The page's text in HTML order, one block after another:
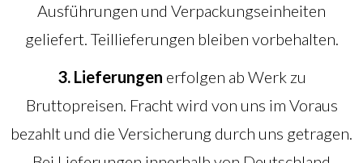
Ausführungen und Verpackungseinheiten
geliefert. Teillieferungen bleiben vorbehalten.
3. Lieferungen erfolgen ab Werk zu
Bruttopreisen. Fracht wird von uns im Voraus
bezahlt und die Versicherung durch uns getragen.